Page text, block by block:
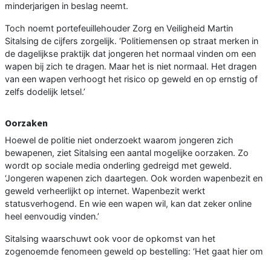
minderjarigen in beslag neemt.
Toch noemt portefeuillehouder Zorg en Veiligheid Martin
Sitalsing de cijfers zorgelijk. ‘Politiemensen op straat merken in
de dagelijkse praktijk dat jongeren het normaal vinden om een
wapen bij zich te dragen. Maar het is niet normaal. Het dragen
van een wapen verhoogt het risico op geweld en op ernstig of
zelfs dodelijk letsel.’
Oorzaken
Hoewel de politie niet onderzoekt waarom jongeren zich
bewapenen, ziet Sitalsing een aantal mogelijke oorzaken. Zo
wordt op sociale media onderling gedreigd met geweld.
‘Jongeren wapenen zich daartegen. Ook worden wapenbezit en
geweld verheerlijkt op internet. Wapenbezit werkt
statusverhogend. En wie een wapen wil, kan dat zeker online
heel eenvoudig vinden.’
Sitalsing waarschuwt ook voor de opkomst van het
zogenoemde fenomeen geweld op bestelling: ‘Het gaat hier om